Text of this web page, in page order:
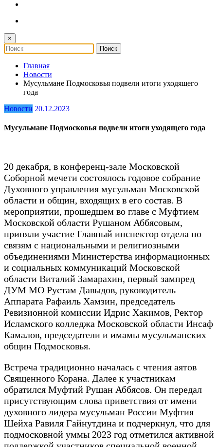
×
Главная
Новости
Мусульмане Подмосковья подвели итоги уходящего
года
Новости 20.12.2023
Мусульмане Подмосковья подвели итоги уходящего года
20 декабря, в конференц-зале Московской
Соборной мечети состоялось годовое собрание
Духовного управления мусульман Московской
области и общин, входящих в его состав. В
мероприятии, прошедшем во главе с Муфтием
Московской области Рушаном Аббясовым,
приняли участие Главный инспектор отдела по
связям с национальными и религиозными
объединениями Министерства информационных
и социальных коммуникаций Московской
области Виталий Замарахин, первый зампред
ДУМ МО Рустам Давыдов, руководитель
Аппарата Рафаиль Хамзин, председатель
Ревизионной комиссии Идрис Хакимов, Ректор
Исламского колледжа Московской области Инсаф
Камалов, председатели и имамы мусульманских
общин Подмосковья.
Встреча традиционно началась с чтения аятов
Священного Корана. Далее к участникам
обратился Муфтий Рушан Аббясов. Он передал
присутствующим слова приветствия от имени
духовного лидера мусульман России Муфтия
Шейха Равиля Гайнутдина и подчеркнул, что для
подмосковной уммы 2023 год отметился активной